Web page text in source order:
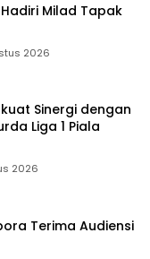
Milad Tapak
2026
Sinergi dengan
Liga 1 Piala
2026
Terima Audiensi